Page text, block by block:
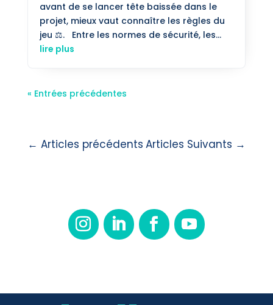
avant de se lancer tête baissée dans le
projet, mieux vaut connaître les règles du
jeu ⚖️. Entre les normes de sécurité, les...
lire plus
« Entrées précédentes
← Articles précédents Articles Suivants →